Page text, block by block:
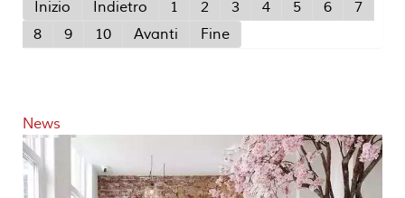
research in major think tanks world-wide.
Ecological, extremely versatile, cheap, it may soon
Inizio Indietro 1 2 3 4 5 6
7
8
9 10 Avanti Fine
News